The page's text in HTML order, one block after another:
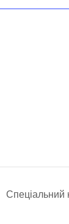
Спеціальний